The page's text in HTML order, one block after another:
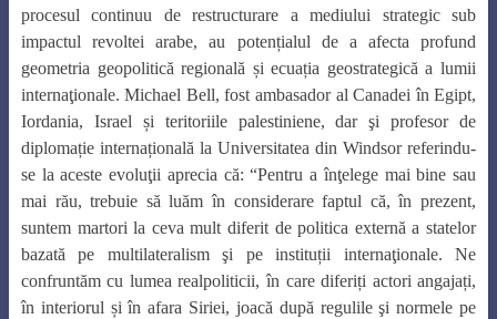
procesul continuu de restructurare a mediului strategic sub
impactul revoltei arabe, au potențialul de a afecta profund
geometria geopolitică regională și ecuația geostrategică a lumii
internaţionale. Michael Bell, fost ambasador al Canadei în Egipt,
Iordania, Israel și teritoriile palestiniene, dar şi profesor de
diplomație internațională la Universitatea din Windsor referindu-
se la aceste evoluţii aprecia că: “Pentru a înţelege mai bine sau
mai rău, trebuie să luăm în considerare faptul că, în prezent,
suntem martori la ceva mult diferit de politica externă a statelor
bazată pe multilateralism şi pe instituții internaţionale. Ne
confruntăm cu lumea realpoliticii, în care diferiți actori angajați,
în interiorul și în afara Siriei, joacă după regulile şi normele pe